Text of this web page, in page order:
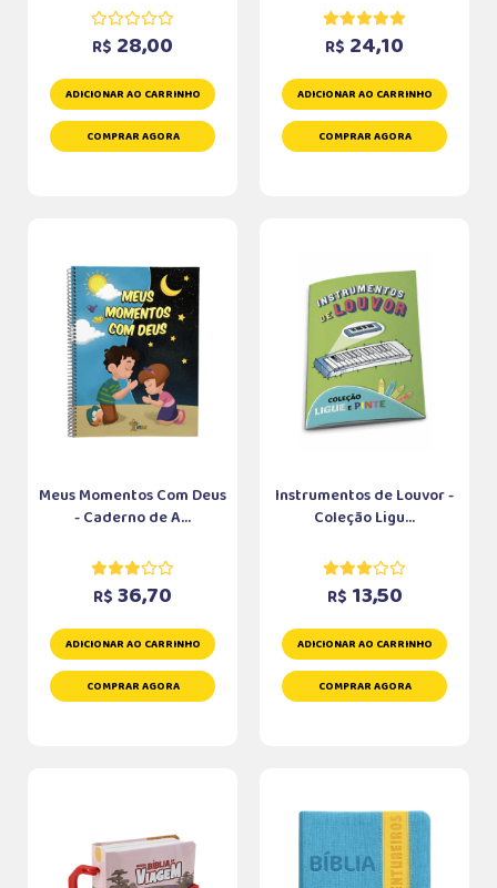
R$ 28,00
ADICIONAR AO CARRINHO
COMPRAR AGORA
R$ 24,10
ADICIONAR AO CARRINHO
COMPRAR AGORA
Meus Momentos Com Deus
- Caderno de A...
R$ 36,70
ADICIONAR AO CARRINHO
COMPRAR AGORA
Instrumentos de Louvor -
Coleção Ligu...
R$ 13,50
ADICIONAR AO CARRINHO
COMPRAR AGORA